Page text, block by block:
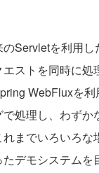
Servletを利用し
エストを同時に処
WebFluxを
で処理し、わずか
までいろいろな
たデモシステム